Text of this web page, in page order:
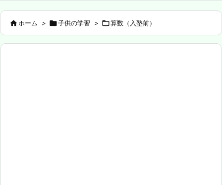
ホーム > 子供の学習 > 算数（入塾前）